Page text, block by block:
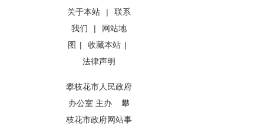
关于本站 |
联系
我们
|
网站地
图 | 收藏本站 |
法律声明
攀枝花市人民政府
办公室 主办 攀
枝花市政府网站事